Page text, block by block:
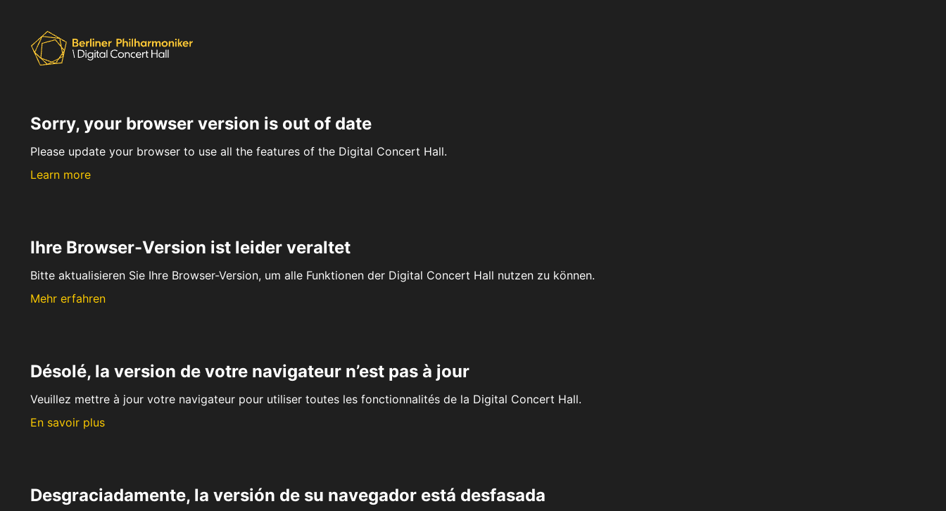
Sorry, your browser version is out of date
Please update your browser to use all the features of the Digital Concert Hall.
Learn more
Ihre Browser-Version ist leider veraltet
Bitte aktualisieren Sie Ihre Browser-Version, um alle Funktionen der Digital Concert Hall nutzen zu können.
Mehr erfahren
Désolé, la version de votre navigateur n’est pas à jour
Veuillez mettre à jour votre navigateur pour utiliser toutes les fonctionnalités de la Digital Concert Hall.
En savoir plus
Desgraciadamente, la versión de su navegador está desfasada